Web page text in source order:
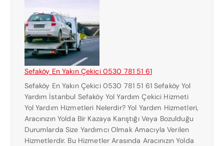
1
1
6
1
A
L
I
E
N
Y
A
K
I
N
Ç
E
Sefaköy En Yakın Çekici 0530 781 51 61
Sefaköy En Yakın Çekici 0530 781 51 61 Sefaköy Yol
Yardım İstanbul Sefaköy Yol Yardım Çekici Hizmeti
Yol Yardım Hizmetleri Nelerdir? Yol Yardım Hizmetleri,
Aracınızın Yolda Bir Kazaya Karıştığı Veya Bozulduğu
Durumlarda Size Yardımcı Olmak Amacıyla Verilen
Hizmetlerdir. Bu Hizmetler Arasında Aracınızın Yolda